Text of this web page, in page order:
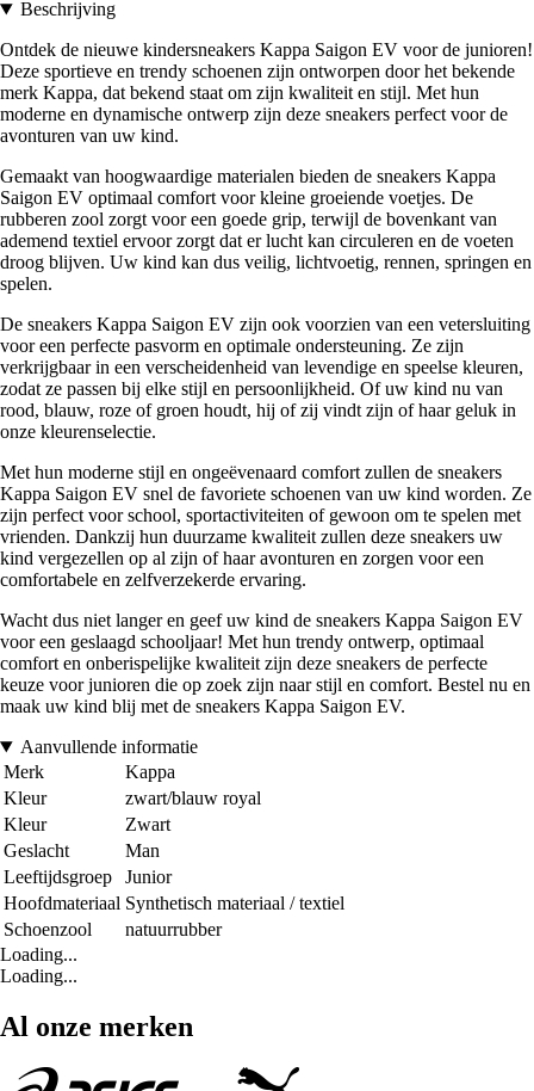
Beschrijving
Ontdek de nieuwe kindersneakers Kappa Saigon EV voor de junioren!
Deze sportieve en trendy schoenen zijn ontworpen door het bekende
merk Kappa, dat bekend staat om zijn kwaliteit en stijl. Met hun
moderne en dynamische ontwerp zijn deze sneakers perfect voor de
avonturen van uw kind.
Gemaakt van hoogwaardige materialen bieden de sneakers Kappa
Saigon EV optimaal comfort voor kleine groeiende voetjes. De
rubberen zool zorgt voor een goede grip, terwijl de bovenkant van
ademend textiel ervoor zorgt dat er lucht kan circuleren en de voeten
droog blijven. Uw kind kan dus veilig, lichtvoetig, rennen, springen en
spelen.
De sneakers Kappa Saigon EV zijn ook voorzien van een vetersluiting
voor een perfecte pasvorm en optimale ondersteuning. Ze zijn
verkrijgbaar in een verscheidenheid van levendige en speelse kleuren,
zodat ze passen bij elke stijl en persoonlijkheid. Of uw kind nu van
rood, blauw, roze of groen houdt, hij of zij vindt zijn of haar geluk in
onze kleurenselectie.
Met hun moderne stijl en ongeëvenaard comfort zullen de sneakers
Kappa Saigon EV snel de favoriete schoenen van uw kind worden. Ze
zijn perfect voor school, sportactiviteiten of gewoon om te spelen met
vrienden. Dankzij hun duurzame kwaliteit zullen deze sneakers uw
kind vergezellen op al zijn of haar avonturen en zorgen voor een
comfortabele en zelfverzekerde ervaring.
Wacht dus niet langer en geef uw kind de sneakers Kappa Saigon EV
voor een geslaagd schooljaar! Met hun trendy ontwerp, optimaal
comfort en onberispelijke kwaliteit zijn deze sneakers de perfecte
keuze voor junioren die op zoek zijn naar stijl en comfort. Bestel nu en
maak uw kind blij met de sneakers Kappa Saigon EV.
Aanvullende informatie
Merk
Kappa
Kleur
zwart/blauw royal
Kleur
Zwart
Geslacht
Man
Leeftijdsgroep
Junior
Hoofdmateriaal Synthetisch materiaal / textiel
Schoenzool
natuurrubber
Loading...
Loading...
Al onze merken